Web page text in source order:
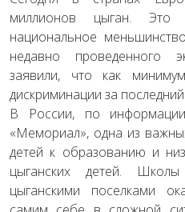
миллионов цыган.
национальное
недавно проведенного
заявили, что как
дискриминации за последний
В России, по
«Мемориал», одна из
детей к образованию и
цыганских детей.
цыганскими поселками